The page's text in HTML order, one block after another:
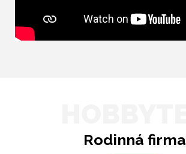
Rodinná firma